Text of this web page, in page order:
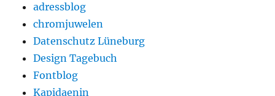
adressblog
chromjuwelen
Datenschutz Lüneburg
Design Tagebuch
Fontblog
Kapidaenin